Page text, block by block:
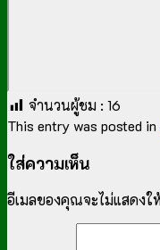
จำนวนผู้ชม : 16
This entry was posted in
ใส่ความเห็น
อีเมลของคุณจะไม่แสดงใ